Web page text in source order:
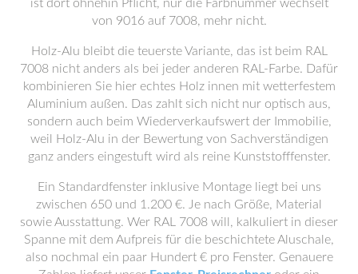
ist dort ohnehin Pflicht, nur die Farbnummer wechselt
von 9016 auf 7008, mehr nicht.
Holz-Alu bleibt die teuerste Variante, das ist beim RAL
7008 nicht anders als bei jeder anderen RAL-Farbe. Dafür
kombinieren Sie hier echtes Holz innen mit wetterfestem
Aluminium außen. Das zahlt sich nicht nur optisch aus,
sondern auch beim Wiederverkaufswert der Immobilie,
weil Holz-Alu in der Bewertung von Sachverständigen
ganz anders eingestuft wird als reine Kunststofffenster.
Ein Standardfenster inklusive Montage liegt bei uns
zwischen 650 und 1.200 €. Je nach Größe, Material
sowie Ausstattung. Wer RAL 7008 will, kalkuliert in dieser
Spanne mit dem Aufpreis für die beschichtete Aluschale,
also nochmal ein paar Hundert € pro Fenster. Genauere